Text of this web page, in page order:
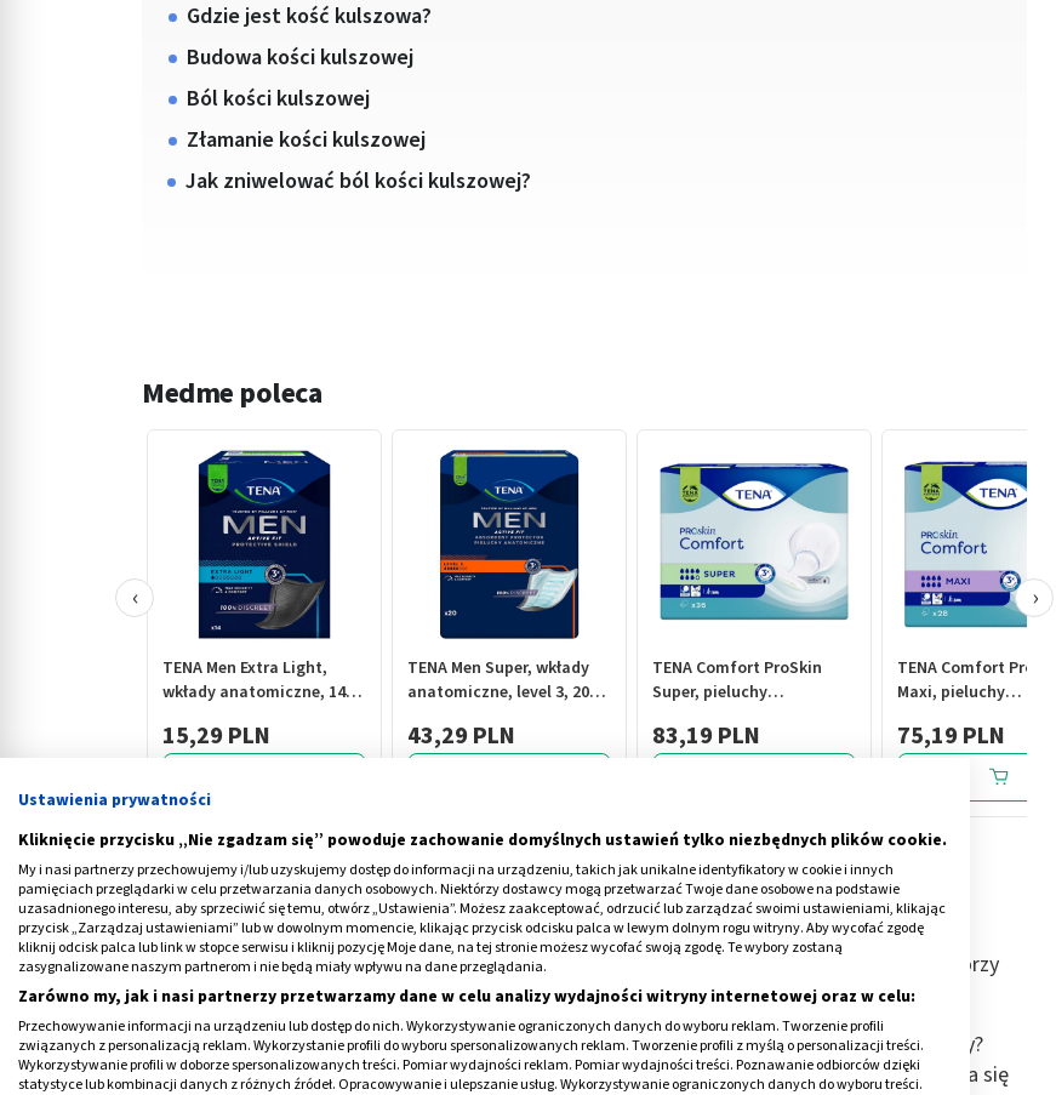
Gdzie jest kość kulszowa?
Budowa kości kulszowej
Ból kości kulszowej
Złamanie kości kulszowej
Jak zniwelować ból kości kulszowej?
Medme poleca
TENA Men Extra Light,
wkłady anatomiczne, 14
15,29 PLN
TENA Men Super, wkłady
anatomiczne, level 3, 20
43,29 PLN
TENA Comfort ProSkin
Super, pieluchy
83,19 PLN
TENA Comfort ProSkin
Maxi, pieluchy
75,19 PLN
‹ ›
Gdzie jest kość kulszowa?
Kość kulszowapo łacinie określa się jakoos ischii. Wraz z kością łonową oraz biodrową tworzy
onakość miedniczną, którą potocznie nazywa się po prostumiednicą.
Jak zlokalizować część szkieletu, jaką jestkość kulszowa? Gdzie jestten element miednicy?
Kości kulszowej należy szukać w obszernej strukturze, którą jest kość miedniczna. Rozkłada się
Ustawienia prywatności
Kliknięcie przycisku „Nie zgadzam się” powoduje zachowanie domyślnych ustawień tylko niezbędnych plików cookie.
My i nasi partnerzy przechowujemy i/lub uzyskujemy dostęp do informacji na urządzeniu, takich jak unikalne identyfikatory w cookie i innych
pamięciach przeglądarki w celu przetwarzania danych osobowych. Niektórzy dostawcy mogą przetwarzać Twoje dane osobowe na podstawie
uzasadnionego interesu, aby sprzeciwić się temu, otwórz „Ustawienia”. Możesz zaakceptować, odrzucić lub zarządzać swoimi ustawieniami, klikając
przycisk „Zarządzaj ustawieniami” lub w dowolnym momencie, klikając przycisk odcisku palca w lewym dolnym rogu witryny. Aby wycofać zgodę
kliknij odcisk palca lub link w stopce serwisu i kliknij pozycję Moje dane, na tej stronie możesz wycofać swoją zgodę. Te wybory zostaną
zasygnalizowane naszym partnerom i nie będą miały wpływu na dane przeglądania.
Zarówno my, jak i nasi partnerzy przetwarzamy dane w celu analizy wydajności witryny internetowej oraz w celu:
Przechowywanie informacji na urządzeniu lub dostęp do nich. Wykorzystywanie ograniczonych danych do wyboru reklam. Tworzenie profili
związanych z personalizacją reklam. Wykorzystanie profili do wyboru spersonalizowanych reklam. Tworzenie profili z myślą o personalizacji treści.
Wykorzystywanie profili w doborze spersonalizowanych treści. Pomiar wydajności reklam. Pomiar wydajności treści. Poznawanie odbiorców dzięki
statystyce lub kombinacji danych z różnych źródeł. Opracowywanie i ulepszanie usług. Wykorzystywanie ograniczonych danych do wyboru treści.